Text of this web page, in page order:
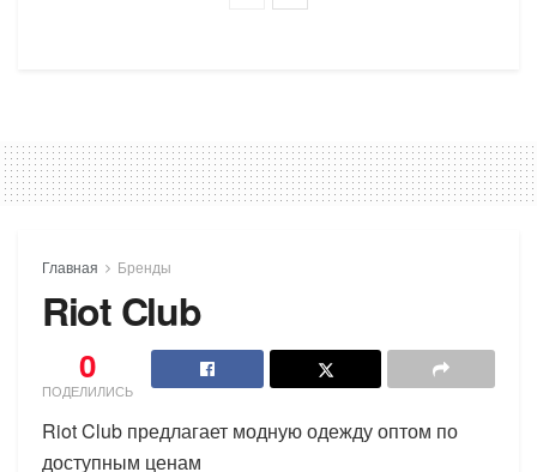
Главная Бренды
Riot Club
0
ПОДЕЛИЛИСЬ
Riot Club предлагает модную одежду оптом по
доступным ценам